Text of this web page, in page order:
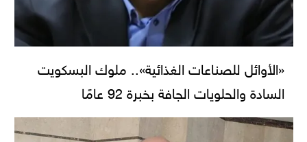
«الأوائل للصناعات الغذائية».. ملوك البسكويت
السادة والحلويات الجافة بخبرة 92 عامًا